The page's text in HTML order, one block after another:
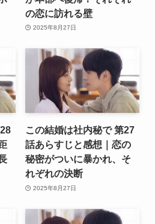
の恋に訪れる壁
2025年8月27日
この結婚は社内秘で 第27
話あらすじと感想｜恋の
秘密がついに暴かれ、そ
れぞれの決断
2025年8月27日